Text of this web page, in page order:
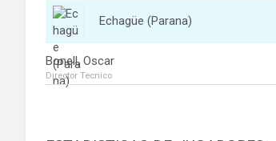
Echagüe (Parana)
Bonell, Oscar
Director Tecnico